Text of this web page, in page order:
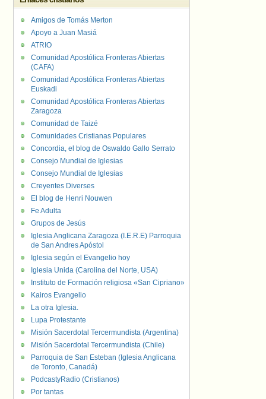
Amigos de Tomás Merton
Apoyo a Juan Masiá
ATRIO
Comunidad Apostólica Fronteras Abiertas
(CAFA)
Comunidad Apostólica Fronteras Abiertas
Euskadi
Comunidad Apostólica Fronteras Abiertas
Zaragoza
Comunidad de Taizé
Comunidades Cristianas Populares
Concordia, el blog de Oswaldo Gallo Serrato
Consejo Mundial de Iglesias
Consejo Mundial de Iglesias
Creyentes Diverses
El blog de Henri Nouwen
Fe Adulta
Grupos de Jesús
Iglesia Anglicana Zaragoza (I.E.R.E) Parroquia
de San Andres Apóstol
Iglesia según el Evangelio hoy
Iglesia Unida (Carolina del Norte, USA)
Instituto de Formación religiosa «San Cipriano»
Kairos Evangelio
La otra Iglesia.
Lupa Protestante
Misión Sacerdotal Tercermundista (Argentina)
Misión Sacerdotal Tercermundista (Chile)
Parroquia de San Esteban (Iglesia Anglicana
de Toronto, Canadá)
PodcastyRadio (Cristianos)
Por tantas